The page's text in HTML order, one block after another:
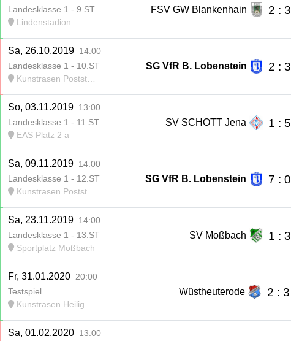
Landesklasse 1 - 9.ST
Lindenstadion
FSV GW Blankenhain 2 : 3
Sa, 26.10.2019 14:00
Landesklasse 1 - 10.ST
Kunstrasen Poststraße
SG VfR B. Lobenstein 2 : 3
So, 03.11.2019 13:00
Landesklasse 1 - 11.ST
EAS Platz 2 a
SV SCHOTT Jena 1 : 5
Sa, 09.11.2019 14:00
Landesklasse 1 - 12.ST
Kunstrasen Poststraße
SG VfR B. Lobenstein 7 : 0
Sa, 23.11.2019 14:00
Landesklasse 1 - 13.ST
Sportplatz Moßbach
SV Moßbach 1 : 3
Fr, 31.01.2020 20:00
Testspiel
Kunstrasen Heiligenstadt
Wüstheuterode 2 : 3
Sa, 01.02.2020 13:00